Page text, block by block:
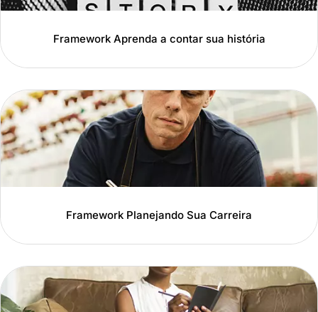
Framework Aprenda a contar sua história
Framework Planejando Sua Carreira